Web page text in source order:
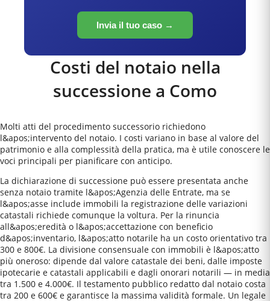
Invia il tuo caso →
Costi del notaio nella
successione a Como
Molti atti del procedimento successorio richiedono
l&apos;intervento del notaio. I costi variano in base al valore del
patrimonio e alla complessità della pratica, ma è utile conoscere le
voci principali per pianificare con anticipo.
La dichiarazione di successione può essere presentata anche
senza notaio tramite l&apos;Agenzia delle Entrate, ma se
l&apos;asse include immobili la registrazione delle variazioni
catastali richiede comunque la voltura. Per la rinuncia
all&apos;eredità o l&apos;accettazione con beneficio
d&apos;inventario, l&apos;atto notarile ha un costo orientativo tra
300 e 800€. La divisione consensuale con immobili è l&apos;atto
più oneroso: dipende dal valore catastale dei beni, dalle imposte
ipotecarie e catastali applicabili e dagli onorari notarili — in media
tra 1.500 e 4.000€. Il testamento pubblico redatto dal notaio costa
tra 200 e 600€ e garantisce la massima validità formale. Un legale